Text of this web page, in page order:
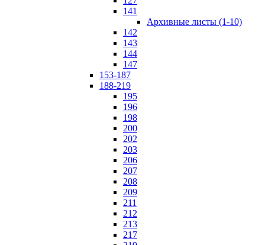
141
Архивные листы (1-10)
142
143
144
147
153-187
188-219
195
196
198
200
202
203
206
207
208
209
211
212
213
217